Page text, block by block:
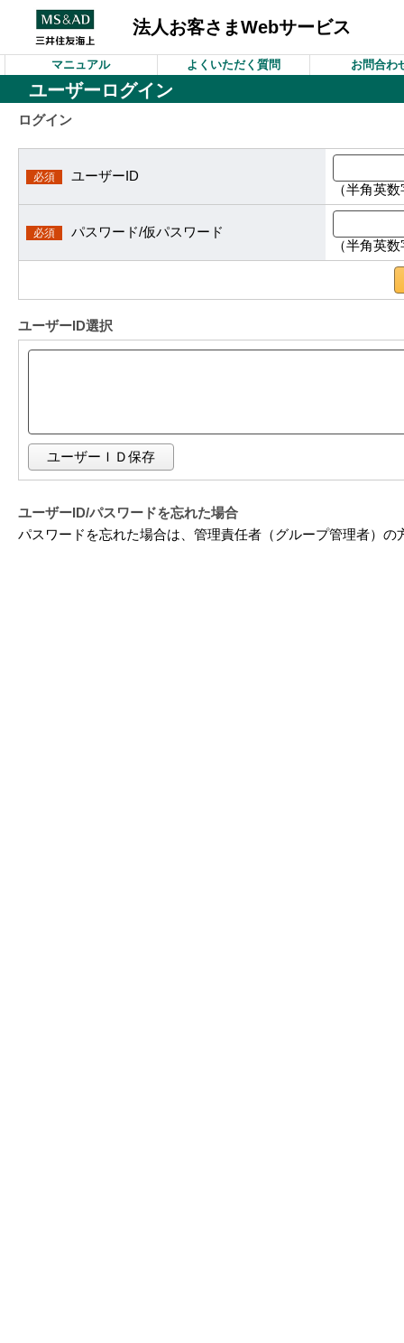
法人お客さまWebサービス
マニュアル よくいただく質問 お問合わ
ユーザーログイン
ログイン
ユーザーID
（半角英
パスワード/仮パスワード
（半角英
ユーザーID選択
ユーザーＩＤ保存
ユーザーID/パスワードを忘れた場合
パスワードを忘れた場合は、管理責任者（グループ管理者）